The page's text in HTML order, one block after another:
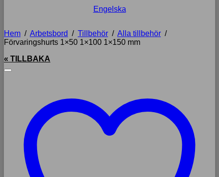
Engelska
Hem / Arbetsbord / Tillbehör / Alla tillbehör /
Förvaringshurts 1×50 1×100 1×150 mm
« TILLBAKA